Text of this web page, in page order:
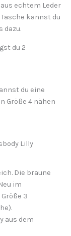
echtem Leder
kannst du
dazu.
du 2
du eine
Größe 4 nähen
Lilly
Die braune
im
3
aus dem